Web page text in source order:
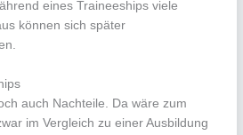
eines Traineeships viele
können sich später
auch Nachteile. Da wäre zum
im Vergleich zu einer Ausbildung